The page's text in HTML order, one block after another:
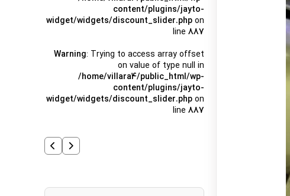
content/plugins/jayto-
widget/widgets/discount_slider.php on
line887
Warning: Trying to access array offset
on value of type null in
/home/villara4/public_html/wp-
content/plugins/jayto-
widget/widgets/discount_slider.php on
line887